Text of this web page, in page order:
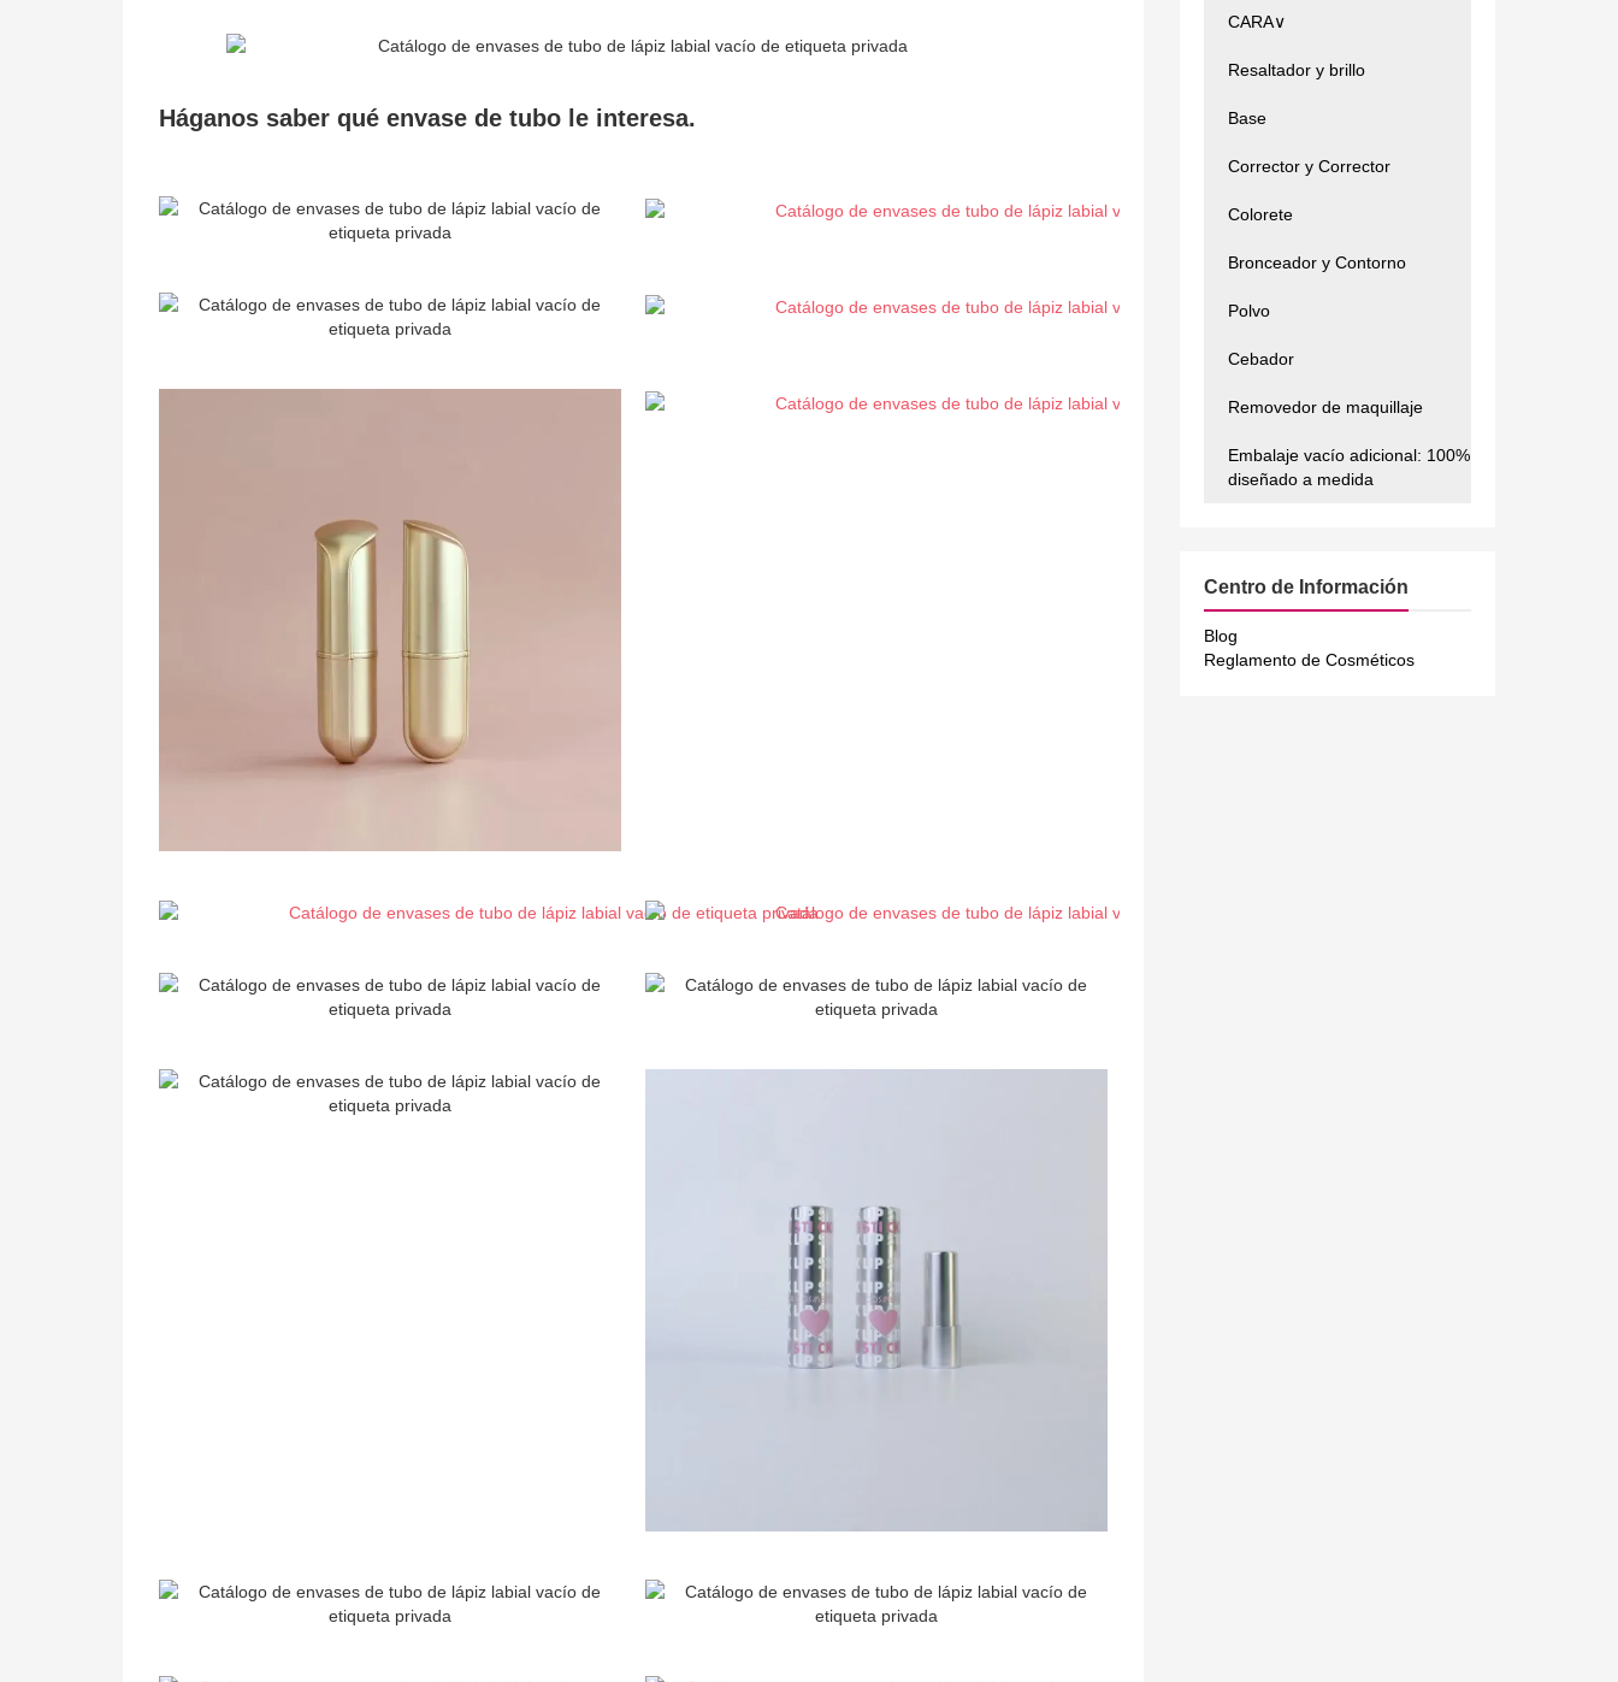
Háganos saber qué envase de tubo le interesa.
CARA∨
Resaltador y brillo
Base
Corrector y Corrector
Colorete
Bronceador y Contorno
Polvo
Cebador
Removedor de maquillaje
Embalaje vacío adicional: 100%
diseñado a medida
Centro de Información
Blog
Reglamento de Cosméticos